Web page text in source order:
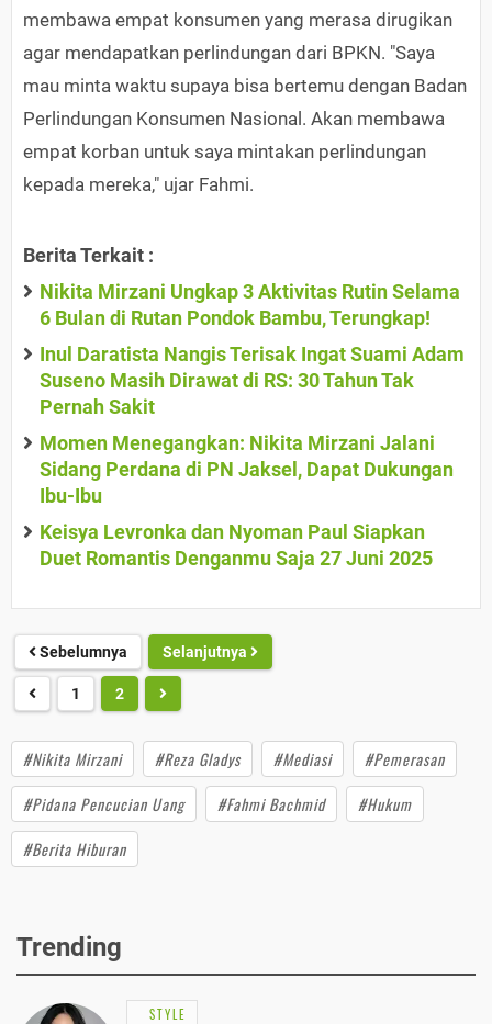
membawa empat konsumen yang merasa dirugikan
agar mendapatkan perlindungan dari BPKN. "Saya
mau minta waktu supaya bisa bertemu dengan Badan
Perlindungan Konsumen Nasional. Akan membawa
empat korban untuk saya mintakan perlindungan
kepada mereka," ujar Fahmi.
Berita Terkait :
Nikita Mirzani Ungkap 3 Aktivitas Rutin Selama
6 Bulan di Rutan Pondok Bambu, Terungkap!
Inul Daratista Nangis Terisak Ingat Suami Adam
Suseno Masih Dirawat di RS: 30 Tahun Tak
Pernah Sakit
Momen Menegangkan: Nikita Mirzani Jalani
Sidang Perdana di PN Jaksel, Dapat Dukungan
Ibu-Ibu
Keisya Levronka dan Nyoman Paul Siapkan
Duet Romantis Denganmu Saja 27 Juni 2025
Sebelumnya Selanjutnya
1 2
#Nikita Mirzani #Reza Gladys #Mediasi
#Pemerasan
#Pidana Pencucian Uang
#Fahmi Bachmid
#Hukum
#Berita Hiburan
Trending
STYLE